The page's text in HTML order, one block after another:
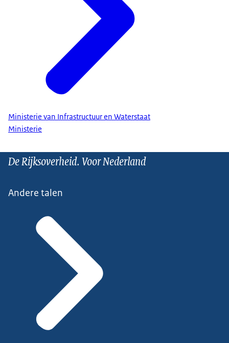
Ministerie van Infrastructuur en Waterstaat
Ministerie
De Rijksoverheid. Voor Nederland
Andere talen